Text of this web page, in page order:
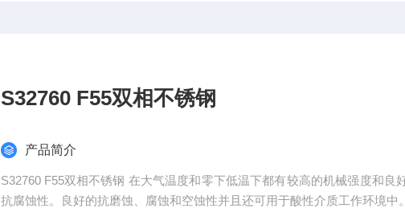
S32760 F55双相不锈钢
产品简介
S32760 F55双相不锈钢 在大气温度和零下低温下都有较高的机械强度和良好的延展性、对海洋环境的
抗腐蚀性。良好的抗磨蚀、腐蚀和空蚀性并且还可用于酸性介质工作环境中。